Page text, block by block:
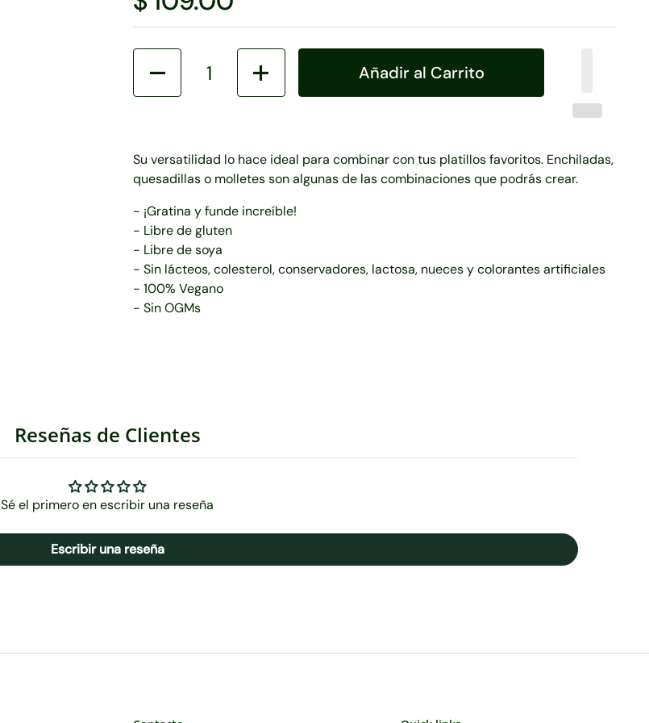
Añadir al Carrito
Su versatilidad lo hace ideal para combinar con tus platillos favoritos. Enchiladas,
quesadillas o molletes son algunas de las combinaciones que podrás crear.
- ¡Gratina y funde increíble!
- Libre de gluten
- Libre de soya
- Sin lácteos, colesterol, conservadores, lactosa, nueces y colorantes artificiales
- 100% Vegano
- Sin OGMs
Reseñas de Clientes
Sé el primero en escribir una reseña
Escribir una reseña